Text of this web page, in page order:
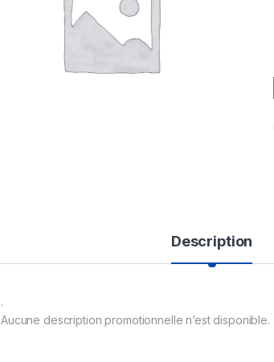
Description
.
Aucune description promotionnelle n’est disponible.